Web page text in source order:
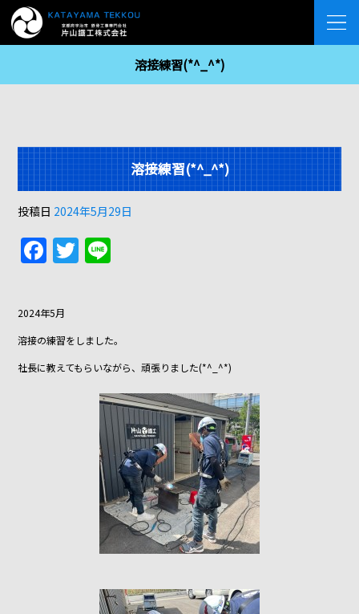
溶接練習(*^_^*)
溶接練習(*^_^*)
投稿日 2024年5月29日
F
a
c
e
b
o
T
w
er
2024年5月
溶接の練習をしました。
社長に教えてもらいながら、頑張りました(*^_^*)